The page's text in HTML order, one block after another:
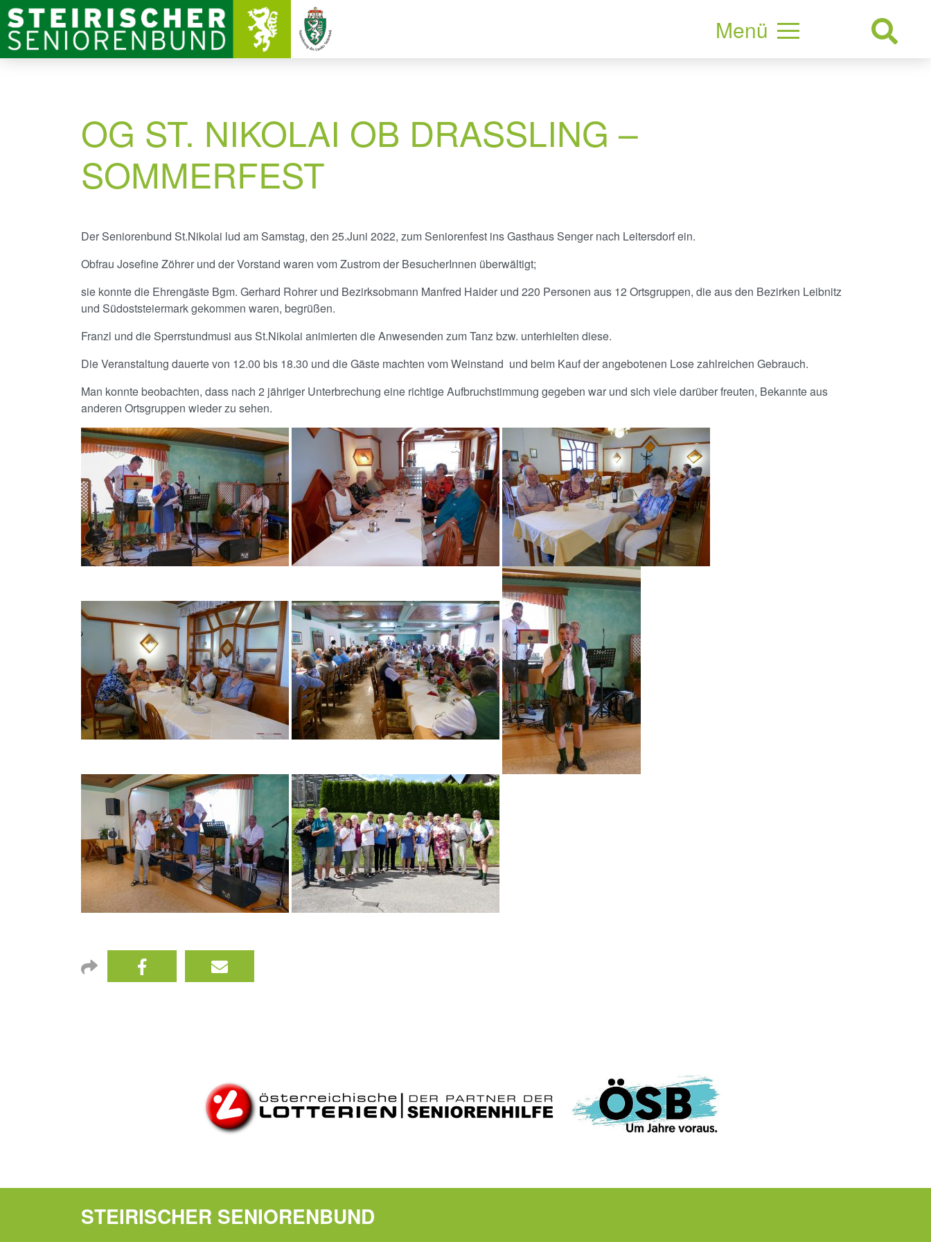
Menü
OG ST. NIKOLAI OB DRASSLING – S
OMMERFEST
Der Seniorenbund St.Nikolai lud am Samstag, den 25.Juni 2022, zum Seniorenfest ins Gasthaus Senger nach Leitersdorf ein.
Obfrau Josefine Zöhrer und der Vorstand waren vom Zustrom der BesucherInnen überwältigt;
sie konnte die Ehrengäste Bgm. Gerhard Rohrer und Bezirksobmann Manfred Haider und 220 Personen aus 12 Ortsgruppen, die aus den Bezirken Leibnitz
und Südoststeiermark gekommen waren, begrüßen.
Franzl und die Sperrstundmusi aus St.Nikolai animierten die Anwesenden zum Tanz bzw. unterhielten diese.
Die Veranstaltung dauerte von 12.00 bis 18.30 und die Gäste machten vom Weinstand und beim Kauf der angebotenen Lose zahlreichen Gebrauch.
Man konnte beobachten, dass nach 2 jähriger Unterbrechung eine richtige Aufbruchstimmung gegeben war und sich viele darüber freuten, Bekannte aus
anderen Ortsgruppen wieder zu sehen.
STEIRISCHER SENIORENBUND